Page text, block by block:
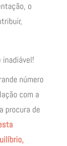
o
inadiável!
número
com a
procura de